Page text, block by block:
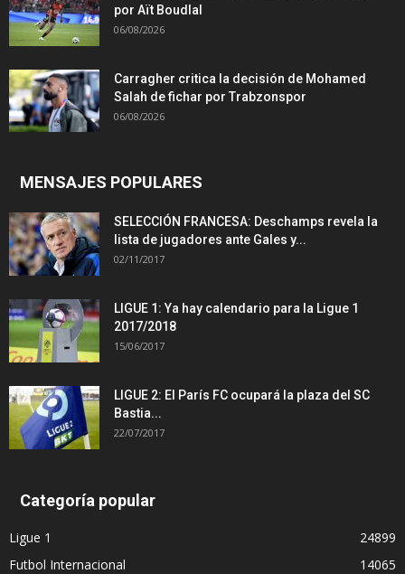
por Aït Boudlal
06/08/2026
Carragher critica la decisión de Mohamed
Salah de fichar por Trabzonspor
06/08/2026
MENSAJES POPULARES
SELECCIÓN FRANCESA: Deschamps revela la
lista de jugadores ante Gales y...
02/11/2017
LIGUE 1: Ya hay calendario para la Ligue 1
2017/2018
15/06/2017
LIGUE 2: El París FC ocupará la plaza del SC
Bastia...
22/07/2017
Categoría popular
Ligue 1
24899
Futbol Internacional
14065